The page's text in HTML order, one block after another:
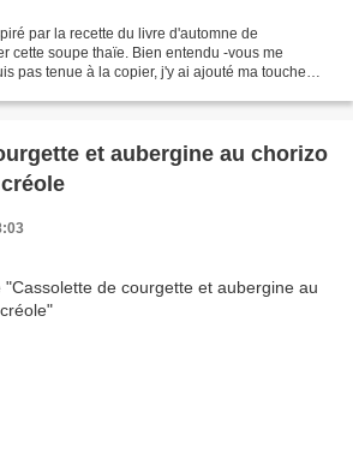
par la recette du livre d'automne de
cette soupe thaïe. Bien entendu -vous me
pas tenue à la copier, j'y ai ajouté ma touche
et aubergine au chorizo